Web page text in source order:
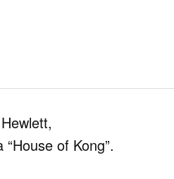
,
of Kong”.